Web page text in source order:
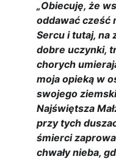
„Obiecuję, że
oddawać cześć
Sercu i tutaj, na
dobre uczynki,
chorych
moja opieką w
swojego
Najświętsza
przy tych
śmierci
chwały nieba,